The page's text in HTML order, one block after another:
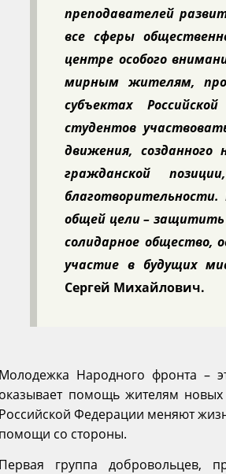
преподавателей
все сферы
центре особого
мирным жителям,
субъектах
студентов
движения,
гражданской
общей цели – защитить
солидарное общество,
участие в будущих
Сергей Михайлович.
Молодежка Народного фронта –
оказывает помощь жителям
Российской Федерации меняют
помощи со стороны.
Первая группа добровольцев,